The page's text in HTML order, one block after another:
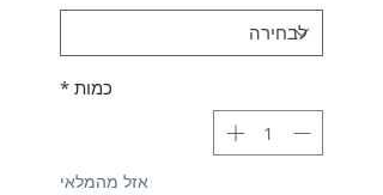
כמות *
אזל מהמלאי